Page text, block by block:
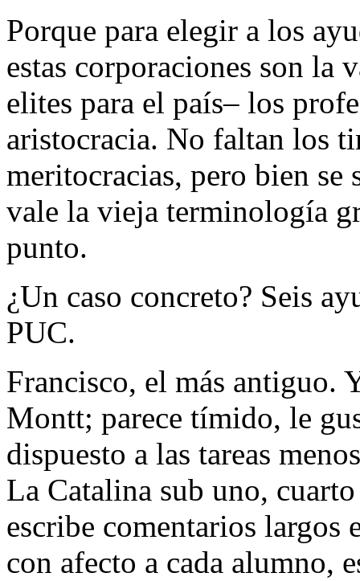
Porque para elegir a los
estas corporaciones son la
elites para el país– los
aristocracia. No faltan los
meritocracias, pero bien se
vale la vieja terminología
punto.
¿Un caso concreto? Seis
PUC.
Francisco, el más antiguo.
Montt; parece tímido, le
dispuesto a las tareas
La Catalina sub uno,
escribe comentarios largos
con afecto a cada alumno,